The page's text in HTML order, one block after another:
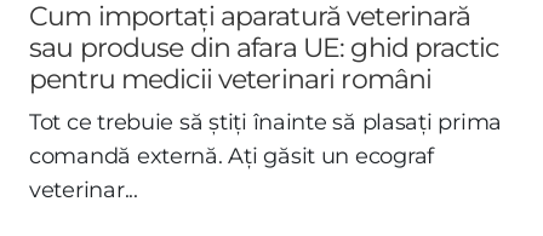
Cum importați aparatură veterinară
sau produse din afara UE: ghid practic
pentru medicii veterinari români
Tot ce trebuie să știți înainte să plasați prima
comandă externă. Ați găsit un ecograf
veterinar...